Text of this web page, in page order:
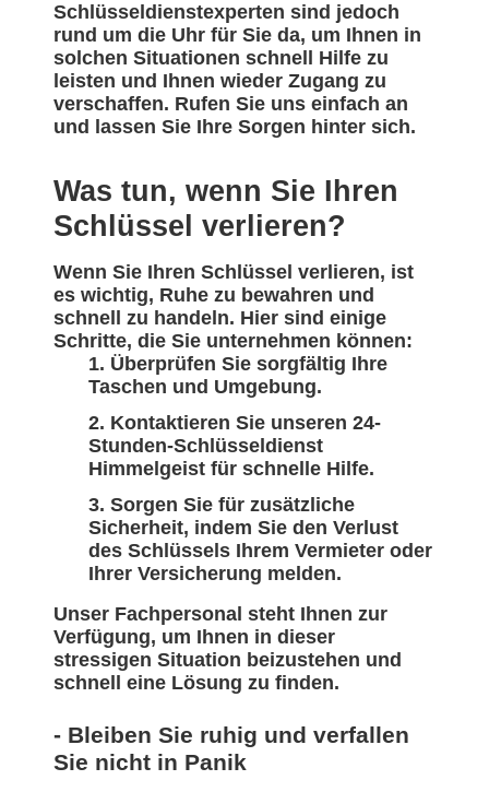
Schlüsseldienstexperten sind jedoch
rund um die Uhr für Sie da, um Ihnen in
solchen Situationen schnell Hilfe zu
leisten und Ihnen wieder Zugang zu
verschaffen. Rufen Sie uns einfach an
und lassen Sie Ihre Sorgen hinter sich.
Was tun, wenn Sie Ihren
Schlüssel verlieren?
Wenn Sie Ihren Schlüssel verlieren, ist
es wichtig, Ruhe zu bewahren und
schnell zu handeln. Hier sind einige
Schritte, die Sie unternehmen können:
Überprüfen Sie sorgfältig Ihre
Taschen und Umgebung.
Kontaktieren Sie unseren 24-
Stunden-Schlüsseldienst
Himmelgeist für schnelle Hilfe.
Sorgen Sie für zusätzliche
Sicherheit, indem Sie den Verlust
des Schlüssels Ihrem Vermieter oder
Ihrer Versicherung melden.
Unser Fachpersonal steht Ihnen zur
Verfügung, um Ihnen in dieser
stressigen Situation beizustehen und
schnell eine Lösung zu finden.
- Bleiben Sie ruhig und verfallen
Sie nicht in Panik